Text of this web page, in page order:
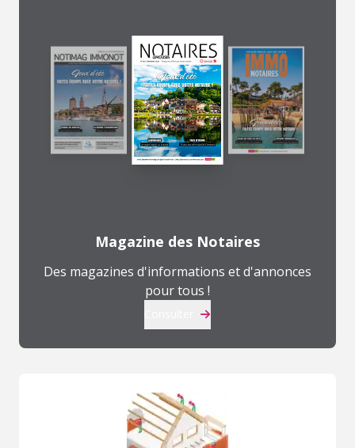
Magazine des Notaires
Des magazines d'informations et d'annonces
pour tous !